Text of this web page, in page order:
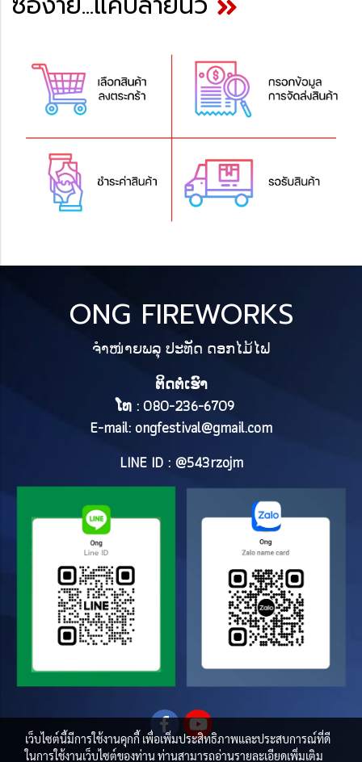
ONG FIREWORKS
ຈຳໜ່າຍພລຸ ປະທັດ ດອກໄມ້ໄຟ
ຕິດຕໍ່ເຮົາ
ໂທ : 080-236-6709
E-mail: ongfestival@gmail.com
LINE ID : @543rzojm
เว็บไซต์นี้มีการใช้งานคุกกี้ เพื่อเพิ่มประสิทธิภาพและประสบการณ์ที่ดี
ในการใช้งานเว็บไซต์ของท่าน ท่านสามารถอ่านรายละเอียดเพิ่มเติม